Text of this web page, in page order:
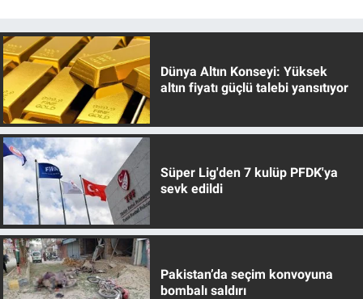
Dünya Altın Konseyi: Yüksek
altın fiyatı güçlü talebi yansıtıyor
Süper Lig'den 7 kulüp PFDK'ya
sevk edildi
Pakistan’da seçim konvoyuna
bombalı saldırı